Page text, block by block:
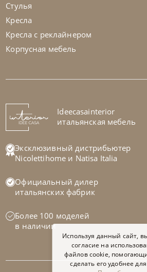
Стул Sveva
На заказ 45-90 дн
Стулья
Кресла
Кресла с реклайнером
Корпусная мебель
Ideecasainterior
итальянская мебель
Эксклюзивный дистрибьютер
Nicolettihome и Natisa Italia
Официальный дилер
итальянских фабрик
Более 100 моделей
в наличии
Используя данный сайт,
согласие на
файлов cookie,
сделать его удобнее